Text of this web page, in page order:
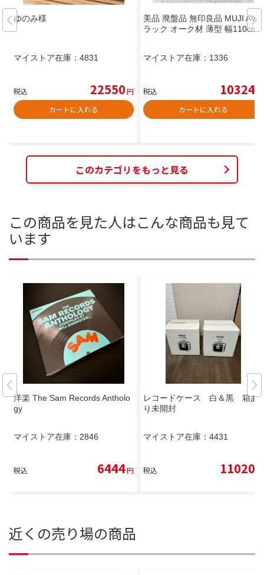
ゆのみ様
マイストア在庫： 4831
税込 22550円
カートに入れる
美品 廃盤品 無印良品 MUJI AV
ラック オーク材 薄型 幅110cm
マイストア在庫： 1336
税込 10324
カートに入れる
このカテゴリをもっと見る
この商品を見た人はこんな商品も見て
います
洋楽 The Sam Records Antholo
gy
マイストア在庫： 2846
税込 6444円
レコードケース 白＆黒 箱あ
り未開封
マイストア在庫： 4431
税込 11020
近くの売り場の商品